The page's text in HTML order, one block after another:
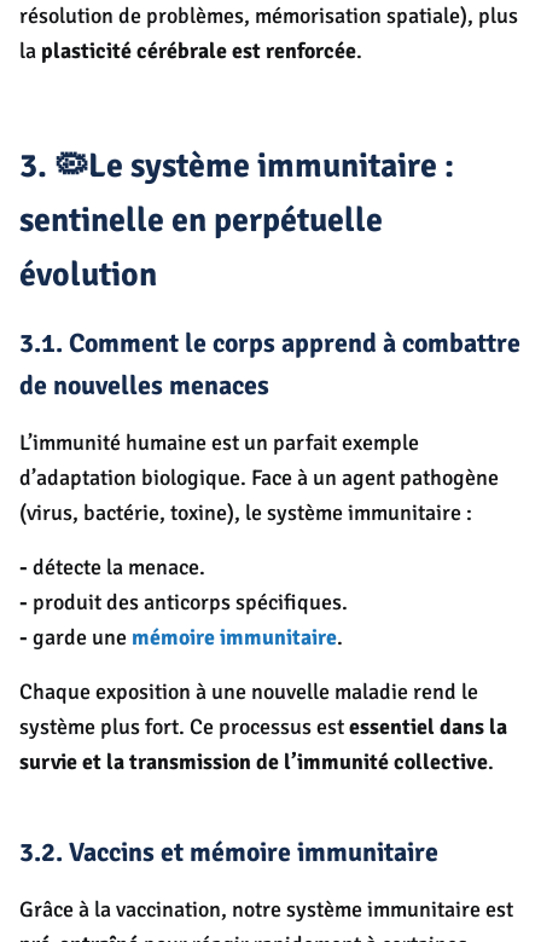
résolution de problèmes, mémorisation spatiale), plus
la plasticité cérébrale est renforcée.
3. 🦠Le système immunitaire :
sentinelle en perpétuelle
évolution
3.1. Comment le corps apprend à combattre
de nouvelles menaces
L’immunité humaine est un parfait exemple
d’adaptation biologique. Face à un agent pathogène
(virus, bactérie, toxine), le système immunitaire :
- détecte la menace.
- produit des anticorps spécifiques.
- garde une mémoire immunitaire.
Chaque exposition à une nouvelle maladie rend le
système plus fort. Ce processus estessentiel dans la
survie et la transmission de l’immunité collective.
3.2. Vaccins et mémoire immunitaire
Grâce à la vaccination, notre système immunitaire est